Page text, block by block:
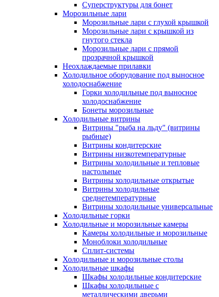
Суперструктуры для бонет
Морозильные лари
Морозильные лари с глухой крышкой
Морозильные лари с крышкой из
гнутого стекла
Морозильные лари с прямой
прозрачной крышкой
Неохлаждаемые прилавки
Холодильное оборудование под выносное
холодоснабжение
Горки холодильные под выносное
холодоснабжение
Бонеты морозильные
Холодильные витрины
Витрины "рыба на льду" (витрины
рыбные)
Витрины кондитерские
Витрины низкотемпературные
Витрины холодильные и тепловые
настольные
Витрины холодильные открытые
Витрины холодильные
среднетемпературные
Витрины холодильные универсальные
Холодильные горки
Холодильные и морозильные камеры
Камеры холодильные и морозильные
Моноблоки холодильные
Сплит-системы
Холодильные и морозильные столы
Холодильные шкафы
Шкафы холодильные кондитерские
Шкафы холодильные с
металлическими дверьми